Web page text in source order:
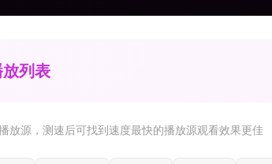
列表
放源 ，测速后可找到速度最快的播放源观看效果更佳